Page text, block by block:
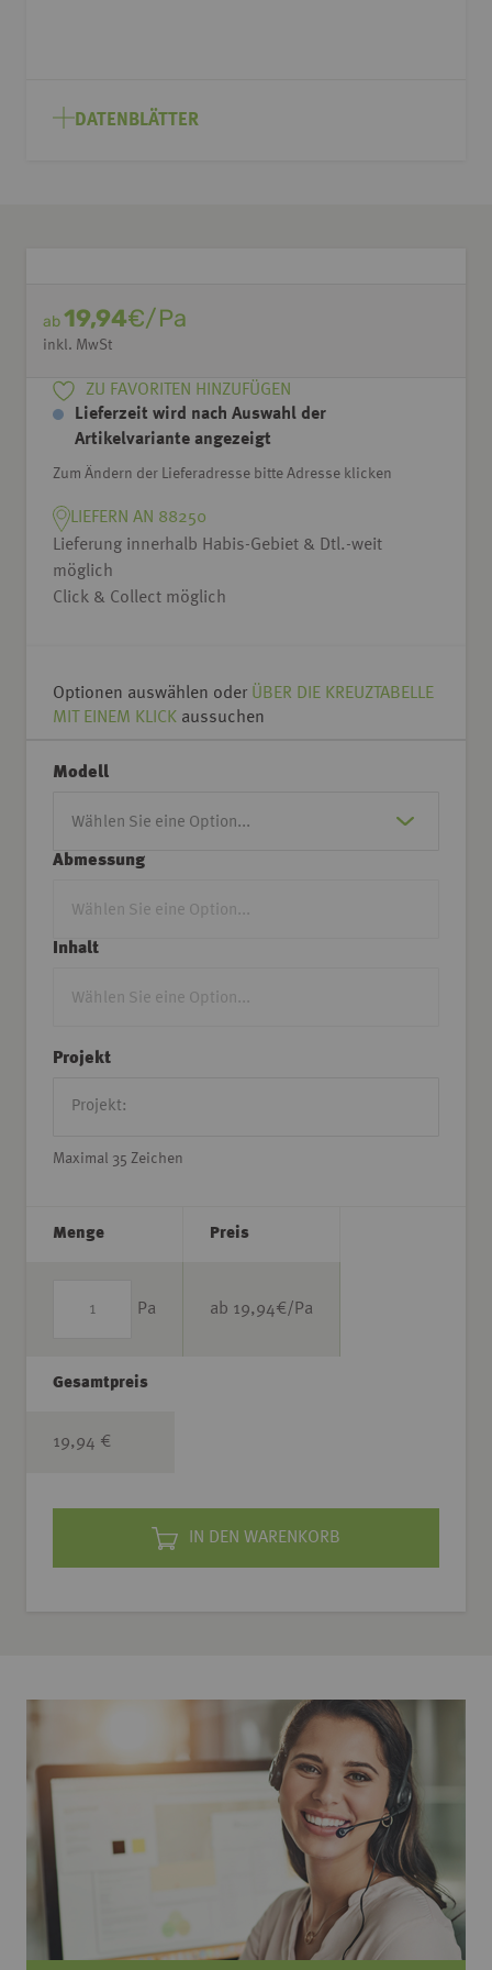
DATENBLÄTTER
ab19,94€/Pa
inkl. MwSt
ZU FAVORITEN HINZUFÜGEN
Lieferzeit wird nach Auswahl der
Artikelvariante angezeigt
Zum Ändern der Lieferadresse bitte Adresse klicken
LIEFERN AN 88250
Lieferung innerhalb Habis-Gebiet & Dtl.-weit
möglich
Click & Collect möglich
Optionen auswählen oder ÜBER DIE KREUZTABELLE
MIT EINEM KLICK aussuchen
Modell
Abmessung
Inhalt
Projekt
Maximal 35 Zeichen
Menge
Pa
Preis
ab 19,94€/Pa
Gesamtpreis
19,94 €
IN DEN WARENKORB